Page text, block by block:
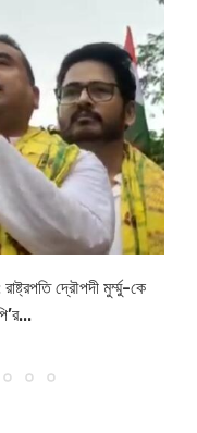
দ্রৌপদী মুর্ম্মু-কে